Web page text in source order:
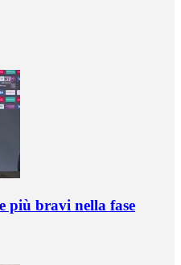
più bravi nella fase